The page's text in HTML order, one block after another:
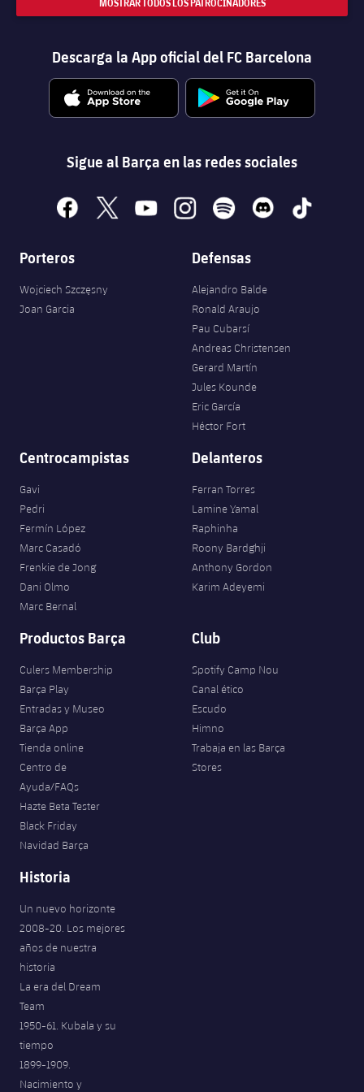
MOSTRAR TODOS LOS PATROCINADORES
Descarga la App oficial del FC Barcelona
Sigue al Barça en las redes sociales
facebook
x youtubeinstagramspotify discord tiktok
Porteros
Wojciech Szczęsny
Joan Garcia
Defensas
Alejandro Balde
Ronald Araujo
Pau Cubarsí
Andreas Christensen
Gerard Martín
Jules Kounde
Eric García
Héctor Fort
Centrocampistas
Gavi
Pedri
Fermín López
Marc Casadó
Frenkie de Jong
Dani Olmo
Marc Bernal
Delanteros
Ferran Torres
Lamine Yamal
Raphinha
Roony Bardghji
Anthony Gordon
Karim Adeyemi
Productos Barça
Culers Membership
Barça Play
Entradas y Museo
Barça App
Tienda online
Centro de
Ayuda/FAQs
Hazte Beta Tester
Black Friday
Navidad Barça
Club
Spotify Camp Nou
Canal ético
Escudo
Himno
Trabaja en las Barça
Stores
Historia
Un nuevo horizonte
2008-20. Los mejores
años de nuestra
historia
La era del Dream
Team
1950-61. Kubala y su
tiempo
1899-1909.
Nacimiento y